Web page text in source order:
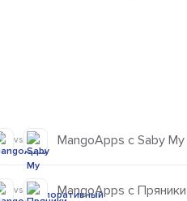
vs MangoApps с Saby
vs MangoApps с Пряники